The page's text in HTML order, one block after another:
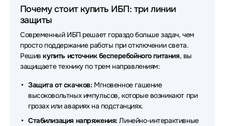
Источники бесперебойного питания (ИБП - UPS)
Источники бесперебойного питания (ИБП - UPS)
Delta
Штиль
Источники бесперебойного питания (ИБП - UPS)
Почему стоит купить ИБП: три линии
защиты
Современный ИБП решает гораздо больше задач, чем
просто поддержание работы при отключении света.
Решивкупить источник бесперебойного питания, вы
защищаете технику по трем направлениям:
Защита от скачков: Мгновенное гашение
высоковольтных импульсов, которые возникают при
грозах или авариях на подстанциях.
Стабилизация напряжения: Линейно-интерактивные